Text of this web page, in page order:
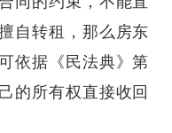
自转租，那么房东
依据《民法典》第
的所有权直接收回